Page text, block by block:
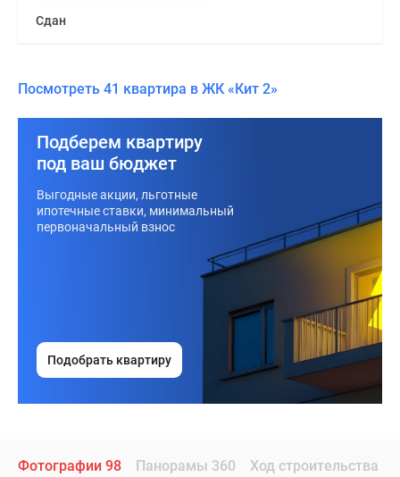
Сдан
Посмотреть 41 квартира в ЖК «Кит 2»
Подберем квартиру
под ваш бюджет
Выгодные акции, льготные
ипотечные ставки, минимальный
первоначальный взнос
Подобрать квартиру
Фотографии 98 Панорамы 360 Ход строительства